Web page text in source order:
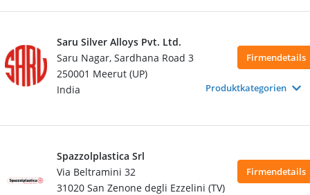
Saru Silver Alloys Pvt. Ltd.
Saru Nagar, Sardhana Road 3
250001 Meerut (UP)
India
Firmendetails
Produktkategorien
Spazzolplastica Srl
Via Beltramini 32
31020 San Zenone degli Ezzelini (TV)
Firmendetails